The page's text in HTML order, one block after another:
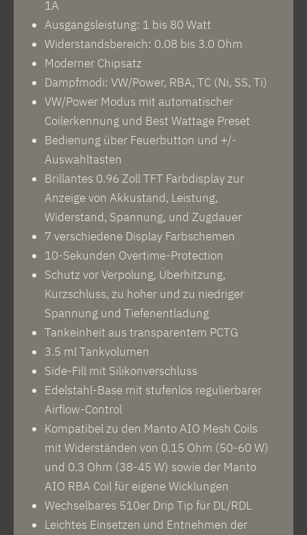
1A
Ausgangsleistung: 1 bis 80 Watt
Widerstandsbereich: 0.08 bis 3.0 Ohm
Moderner Chipsatz
Dampfmodi: VW/Power, RBA, TC (Ni, SS, Ti)
VW/Power Modus mit automatischer
Coilerkennung und Best Wattage Preset
Bedienung über Feuerbutton und +/-
Auswahltasten
Brillantes 0.96 Zoll TFT Farbdisplay zur
Anzeige von Akkustand, Leistung,
Widerstand, Spannung, und Zugdauer
7 verschiedene Display Farbschemen
10-Sekunden Overtime-Protection
Schutz vor Verpolung, Überhitzung,
Kurzschluss, zu hoher und zu niedriger
Spannung und Tiefenentladung
Tankeinheit aus transparentem PCTG
3.5 ml Tankvolumen
Side-Fill mit Silikonverschluss
Edelstahl-Base mit stufenlos regulierbarer
Airflow-Control
Kompatibel zu den Manto AIO Mesh Coils
mit Widerständen von 0.15 Ohm (50-60 W)
und 0.3 Ohm (38-45 W) sowie der Manto
AIO RBA Coil für eigene Wicklungen
Wechselbares 510er Drip Tip für DL/RDL
Leichtes Einsetzen und Entnehmen der